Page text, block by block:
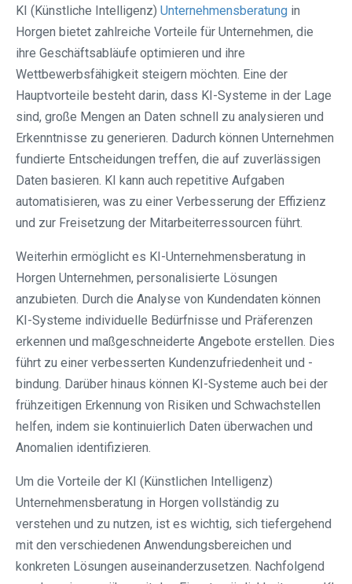
KI (Künstliche Intelligenz) Unternehmensberatung in
Horgen bietet zahlreiche Vorteile für Unternehmen, die
ihre Geschäftsabläufe optimieren und ihre
Wettbewerbsfähigkeit steigern möchten. Eine der
Hauptvorteile besteht darin, dass KI-Systeme in der Lage
sind, große Mengen an Daten schnell zu analysieren und
Erkenntnisse zu generieren. Dadurch können Unternehmen
fundierte Entscheidungen treffen, die auf zuverlässigen
Daten basieren. KI kann auch repetitive Aufgaben
automatisieren, was zu einer Verbesserung der Effizienz
und zur Freisetzung der Mitarbeiterressourcen führt.
Weiterhin ermöglicht es KI-Unternehmensberatung in
Horgen Unternehmen, personalisierte Lösungen
anzubieten. Durch die Analyse von Kundendaten können
KI-Systeme individuelle Bedürfnisse und Präferenzen
erkennen und maßgeschneiderte Angebote erstellen. Dies
führt zu einer verbesserten Kundenzufriedenheit und -
bindung. Darüber hinaus können KI-Systeme auch bei der
frühzeitigen Erkennung von Risiken und Schwachstellen
helfen, indem sie kontinuierlich Daten überwachen und
Anomalien identifizieren.
Um die Vorteile der KI (Künstlichen Intelligenz)
Unternehmensberatung in Horgen vollständig zu
verstehen und zu nutzen, ist es wichtig, sich tiefergehend
mit den verschiedenen Anwendungsbereichen und
konkreten Lösungen auseinanderzusetzen. Nachfolgend